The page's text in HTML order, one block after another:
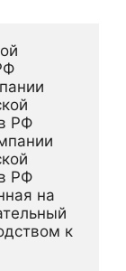
РФ
РФ
на
к